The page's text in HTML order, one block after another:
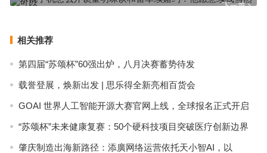
下一篇
相关推荐
第四届“苏颂杯”60强出炉，八月决赛蓄势待发
载誉登展，焕新出发 | 思乐得全新亮相百货会
GOAI 世界人工智能开源大赛官网上线，全球报名正式开启
“苏颂杯”未来健康复赛：50个硬科技项目突破医疗创新边界
肇庆制造出海新路径：添廣网络运营依托天小智AI，以